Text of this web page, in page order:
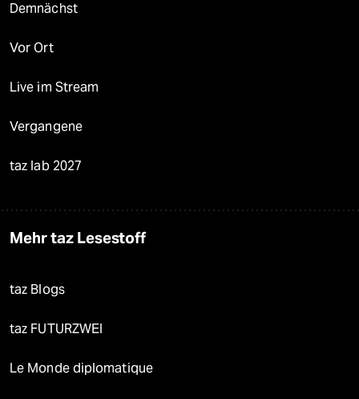
Demnächst
Vor Ort
Live im Stream
Vergangene
taz lab 2027
Mehr taz Lesestoff
taz Blogs
taz FUTURZWEI
Le Monde diplomatique